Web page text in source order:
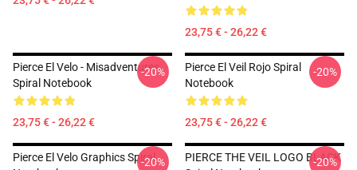
23,75 € - 26,22 €
Pierce El Velo - Misadventures
Spiral Notebook
23,75 € - 26,22 €
-20%
Pierce El Veil Rojo Spiral
Notebook
23,75 € - 26,22 €
-20%
Pierce El Velo Graphics Spiral
-20%
PIERCE THE VEIL LOGO BLACK
-20%